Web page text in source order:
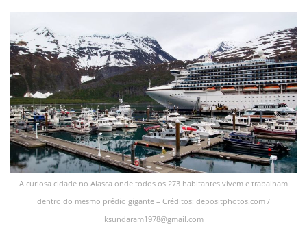
A curiosa cidade no Alasca onde todos os 273 habitantes vivem e trabalham
dentro do mesmo prédio gigante – Créditos: depositphotos.com /
ksundaram1978@gmail.com